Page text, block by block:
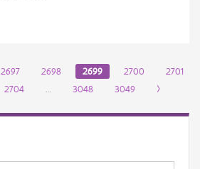
2697 2698 2699 2700
2701
2704 … 3048 3049 ›